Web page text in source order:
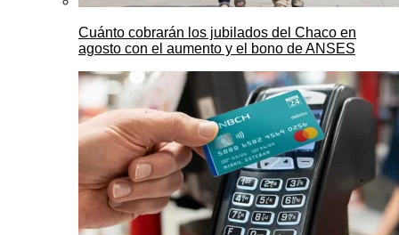
Cuánto cobrarán los jubilados del Chaco en
agosto con el aumento y el bono de ANSES